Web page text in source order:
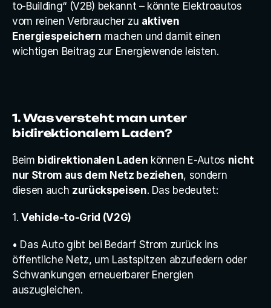
Kostenlosanfragen
to-Building“ (V2B) bekannt – könnte Elektroautos
vom reinen Verbraucher zu aktiven
Energiespeichern machen und damit einen
wichtigen Beitrag zur Energiewende leisten.
1. Was versteht man unter
bidirektionalem Laden?
Beim bidirektionalen Laden können E-Autos nicht
nur Strom aus dem Netz beziehen, sondern
diesen auch zurückspeisen. Das bedeutet:
1. Vehicle-to-Grid (V2G)
• Das Auto gibt bei Bedarf Strom zurück ins
öffentliche Netz, um Lastspitzen abzufedern oder
Schwankungen erneuerbarer Energien
auszugleichen.